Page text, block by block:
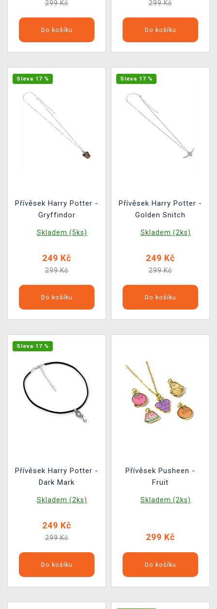
299 Kč
Do košíku
299 Kč
Do košíku
Sleva 17 %
Přívěsek Harry Potter -
Gryffindor
Skladem (5ks)
249 Kč
299 Kč
Do košíku
Sleva 17 %
Přívěsek Harry Potter -
Golden Snitch
Skladem (2ks)
249 Kč
299 Kč
Do košíku
Sleva 17 %
Přívěsek Harry Potter -
Dark Mark
Skladem (2ks)
249 Kč
299 Kč
Do košíku
Přívěsek Pusheen -
Fruit
Skladem (2ks)
299 Kč
Do košíku